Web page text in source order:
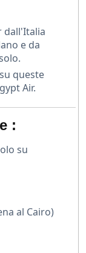
perfetta per
nei paesaggi
esperte e un
emozioni
dall'Italia
e da
queste
Air.
:
su
al Cairo)